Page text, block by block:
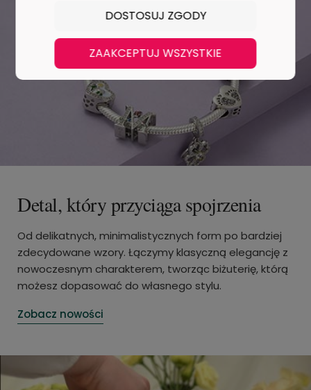
Detal, który przyciąga spojrzenia
Od delikatnych, minimalistycznych form po bardziej
zdecydowane wzory. Łączymy klasyczną elegancję z
nowoczesnym charakterem, tworząc biżuterię, którą
możesz dopasować do własnego stylu.
Zobacz nowości
DOSTOSUJ ZGODY
ZAAKCEPTUJ WSZYSTKIE